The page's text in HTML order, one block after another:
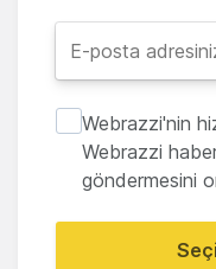
Webrazzi'nin
Webrazzi
göndermesini